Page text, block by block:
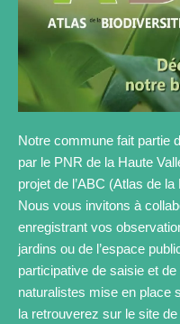
Notre commune fait partie
par le PNR de la Haute
projet de l’ABC (Atlas de
Nous vous invitons à
enregistrant vos
jardins ou de l’espace
participative de saisie et
naturalistes mise en place
la retrouverez sur le site